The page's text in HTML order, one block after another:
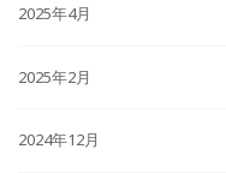
2025年4月
2025年2月
2024年12月